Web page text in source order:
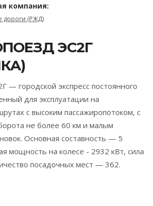
компания:
дороги (РЖД)
ЭС2Г
— городской экспресс постоянного
для эксплуатации на
с высоким пассажиропотоком, с
не более 60 км и малым
Основная составность — 5
мощность на колесе - 2932 кВт, сила
посадочных мест — 362.